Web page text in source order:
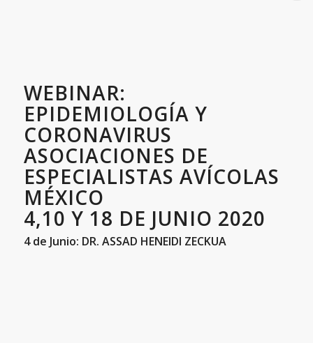
WEBINAR:
EPIDEMIOLOGÍA Y
CORONAVIRUS
ASOCIACIONES DE
ESPECIALISTAS AVÍCOLAS
MÉXICO
4,10 Y 18 DE JUNIO 2020
4 de Junio: DR. ASSAD HENEIDI ZECKUA